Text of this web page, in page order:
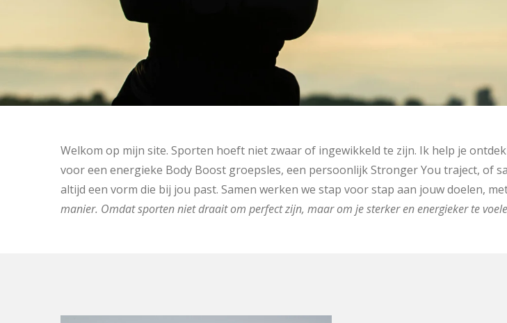
Welkom op mijn site. Sporten hoeft niet zwaar of ingewikkeld te zijn. Ik help je
voor een energieke Body Boost groepsles, een persoonlijk Stronger You traject, of
altijd een vorm die bij jou past. Samen werken we stap voor stap aan jouw doelen,
manier. Omdat sporten niet draait om perfect zijn, maar om je sterker en energieker te